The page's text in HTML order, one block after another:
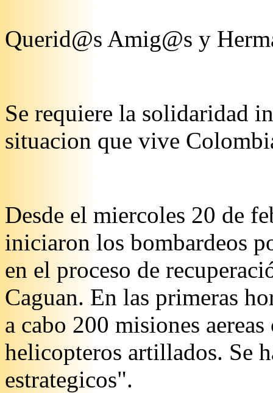
Querid@s Amig@s y
Se requiere la solidaridad
situacion que vive
Desde el miercoles 20 de
iniciaron los bombardeos
en el proceso de
Caguan. En las primeras
a cabo 200 misiones
helicopteros artillados. Se
estrategicos".